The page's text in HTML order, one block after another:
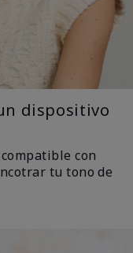
dispositivo
con
tu tono de